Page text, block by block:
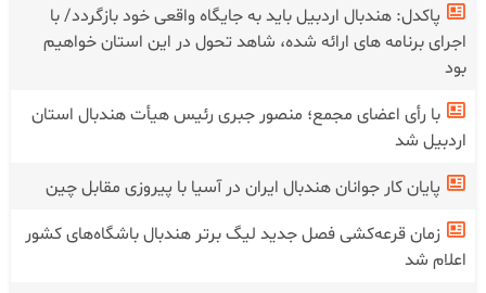
پاکدل: هندبال اردبیل باید به جایگاه واقعی خود بازگردد/ با
اجرای برنامه های ارائه شده، شاهد تحول در این استان خواهیم
بود
با رأی اعضای مجمع؛ منصور جبری رئیس هیأت هندبال استان
اردبیل شد
پایان کار جوانان هندبال ایران در آسیا با پیروزی مقابل چین
زمان قرعه‌کشی فصل جدید لیگ برتر هندبال باشگاه‌های کشور
اعلام شد